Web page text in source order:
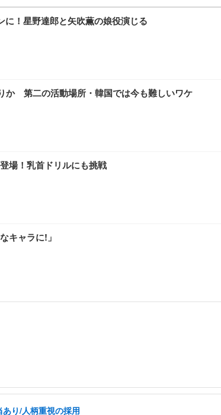
！星野達郎と矢吹薫の娘役演じる
か 第二の活動場所・韓国では今も難しいワケ
場！乳首ドリルにも挑戦
キャラに!」
り/人柄重視の採用